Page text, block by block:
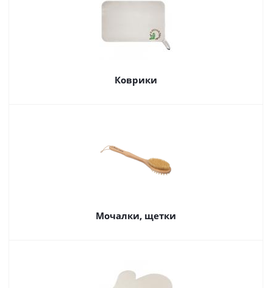
Коврики
Мочалки, щетки